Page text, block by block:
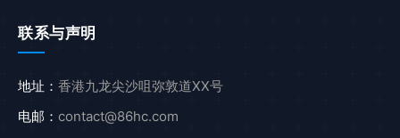
联系与声明
地址： 香港九龙尖沙咀弥敦道XX号
电邮： contact@86hc.com